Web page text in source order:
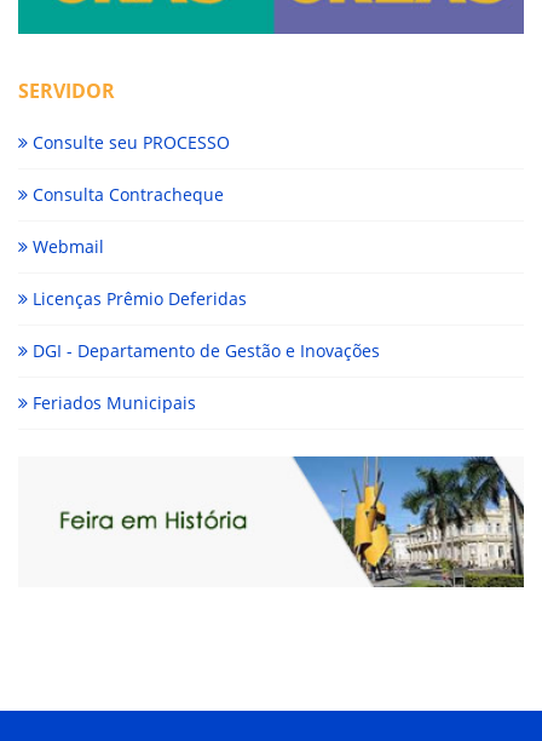
SERVIDOR
Consulte seu PROCESSO
Consulta Contracheque
Webmail
Licenças Prêmio Deferidas
DGI - Departamento de Gestão e Inovações
Feriados Municipais